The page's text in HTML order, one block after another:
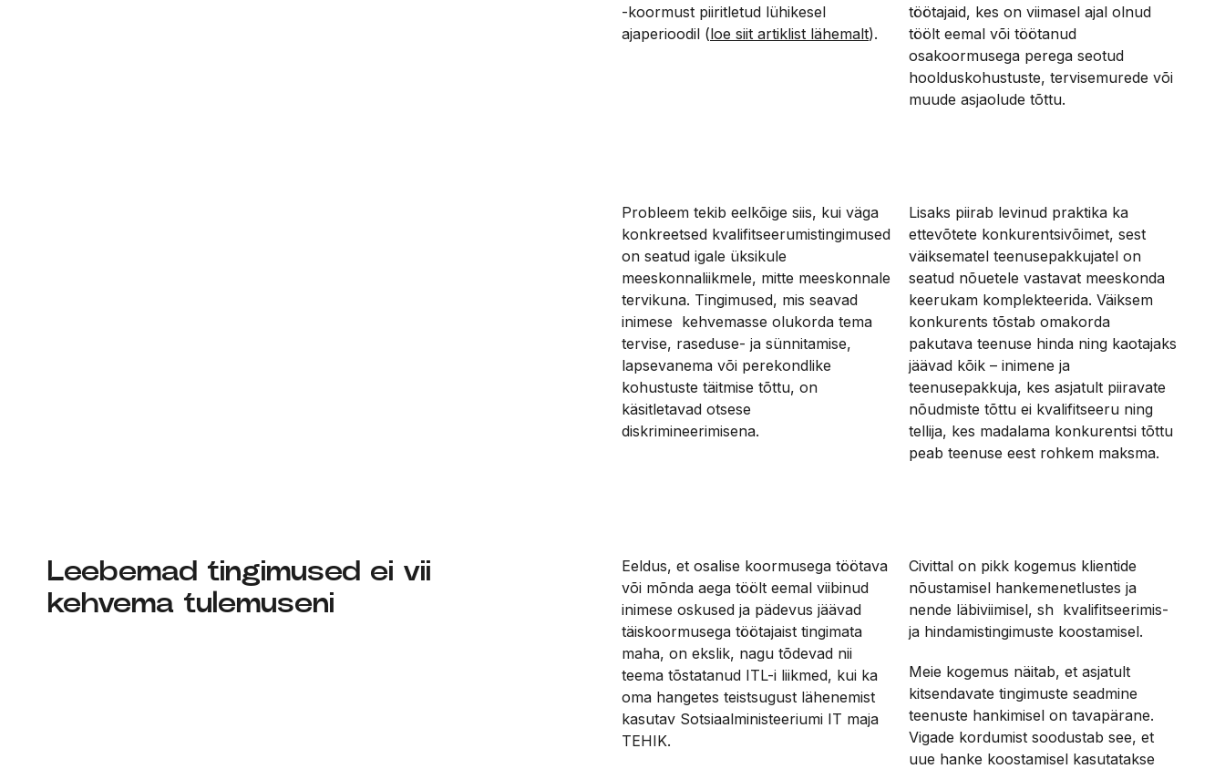
-koormust piiritletud lühikesel
ajaperioodil (loe siit artiklist lähemalt).
töötajaid, kes on viimasel ajal olnud
töölt eemal või töötanud
osakoormusega perega seotud
hoolduskohustuste, tervisemurede või
muude asjaolude tõttu.
Probleem tekib eelkõige siis, kui väga
konkreetsed kvalifitseerumistingimused
on seatud igale üksikule
meeskonnaliikmele, mitte meeskonnale
tervikuna. Tingimused, mis seavad
inimese kehvemasse olukorda tema
tervise, raseduse- ja sünnitamise,
lapsevanema või perekondlike
kohustuste täitmise tõttu, on
käsitletavad otsese
diskrimineerimisena.
Lisaks piirab levinud praktika ka
ettevõtete konkurentsivõimet, sest
väiksematel teenusepakkujatel on
seatud nõuetele vastavat meeskonda
keerukam komplekteerida. Väiksem
konkurents tõstab omakorda
pakutava teenuse hinda ning kaotajaks
jäävad kõik – inimene ja
teenusepakkuja, kes asjatult piiravate
nõudmiste tõttu ei kvalifitseeru ning
tellija, kes madalama konkurentsi tõttu
peab teenuse eest rohkem maksma.
Leebemad tingimused ei vii
kehvema tulemuseni
Eeldus, et osalise koormusega töötava
või mõnda aega töölt eemal viibinud
inimese oskused ja pädevus jäävad
täiskoormusega töötajaist tingimata
maha, on ekslik, nagu tõdevad nii
teema tõstatanud ITL-i liikmed, kui ka
oma hangetes teistsugust lähenemist
kasutav Sotsiaalministeeriumi IT maja
TEHIK.
Civittal on pikk kogemus klientide
nõustamisel hankemenetlustes ja
nende läbiviimisel, sh kvalifitseerimis-
ja hindamistingimuste koostamisel.
Meie kogemus näitab, et asjatult
kitsendavate tingimuste seadmine
teenuste hankimisel on tavapärane.
Vigade kordumist soodustab see, et
uue hanke koostamisel kasutatakse